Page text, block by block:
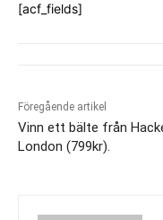
[acf_fields]
Föregående artikel
Vinn ett bälte från
London (799kr).